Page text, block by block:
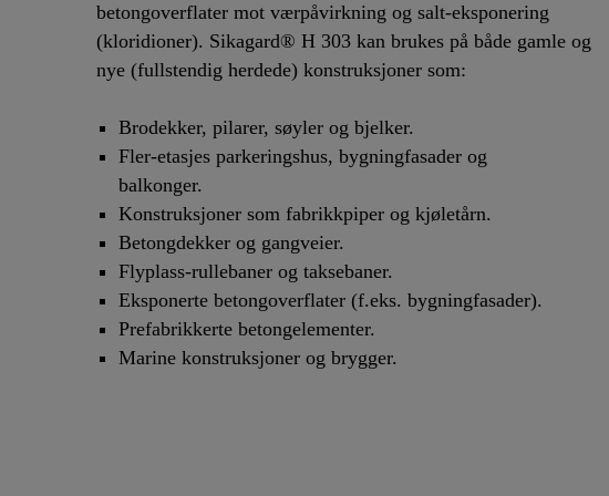
betongoverflater mot værpåvirkning og salt-eksponering
(kloridioner). Sikagard® H 303 kan brukes på både gamle og
nye (fullstendig herdede) konstruksjoner som:
Brodekker, pilarer, søyler og bjelker.
Fler-etasjes parkeringshus, bygningfasader og
balkonger.
Konstruksjoner som fabrikkpiper og kjøletårn.
Betongdekker og gangveier.
Flyplass-rullebaner og taksebaner.
Eksponerte betongoverflater (f.eks. bygningfasader).
Prefabrikkerte betongelementer.
Marine konstruksjoner og brygger.